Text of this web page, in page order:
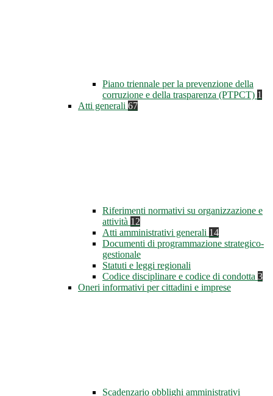
Piano triennale per la prevenzione della
corruzione e della trasparenza (PTPCT) 1
Atti generali 67
Riferimenti normativi su organizzazione e
attività 12
Atti amministrativi generali 14
Documenti di programmazione strategico-
gestionale
Statuti e leggi regionali
Codice disciplinare e codice di condotta 3
Oneri informativi per cittadini e imprese
Scadenzario obblighi amministrativi